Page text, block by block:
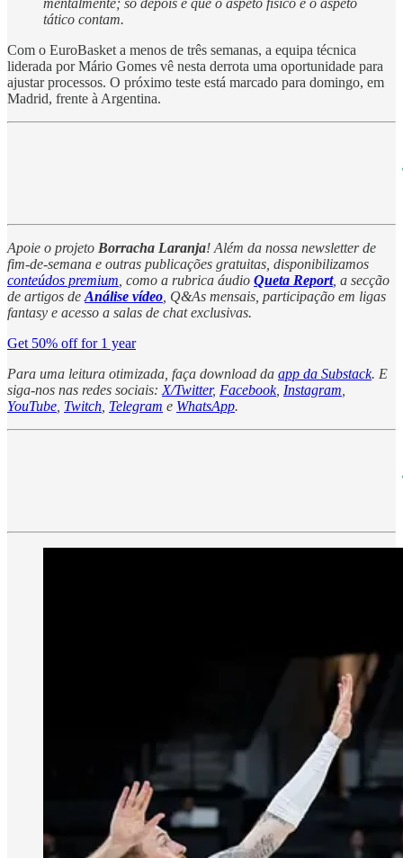
mentalmente; só depois é que o aspeto físico e o aspeto
tático contam.
Com o EuroBasket a menos de três semanas, a equipa técnica
liderada por Mário Gomes vê nesta derrota uma oportunidade para
ajustar processos. O próximo teste está marcado para domingo, em
Madrid, frente à Argentina.
Apoie o projeto Borracha Laranja! Além da nossa newsletter de
fim-de-semana e outras publicações gratuitas, disponibilizamos
conteúdos premium, como a rubrica áudio Queta Report, a secção
de artigos deAnálise vídeo, Q&As mensais, participação em ligas
fantasy e acesso a salas de chat exclusivas.
Get 50% off for 1 year
Para uma leitura otimizada, faça download da app da Substack. E
siga-nos nas redes sociais:X/Twitter, Facebook, Instagram,
YouTube, Twitch, Telegram e WhatsApp.